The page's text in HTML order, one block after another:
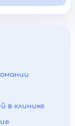
в клинике